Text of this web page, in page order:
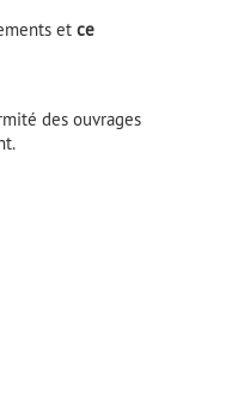
et ce
des ouvrages